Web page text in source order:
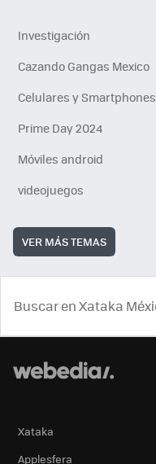
Investigación
Cazando Gangas Mexico
Celulares y Smartphones
Prime Day 2024
Móviles android
videojuegos
VER MÁS TEMAS
Xataka
Applesfera